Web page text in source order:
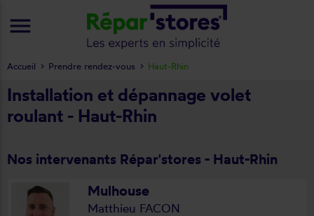
Installation et dépannage volet
roulant - Haut-Rhin
Nos intervenants Répar'stores - Haut-Rhin
Mulhouse
Matthieu FACON
Accueil Prendre rendez-vous Haut-Rhin
menu